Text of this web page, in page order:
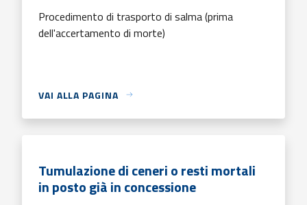
Procedimento di trasporto di salma (prima
dell'accertamento di morte)
VAI ALLA PAGINA
Tumulazione di ceneri o resti mortali
in posto già in concessione